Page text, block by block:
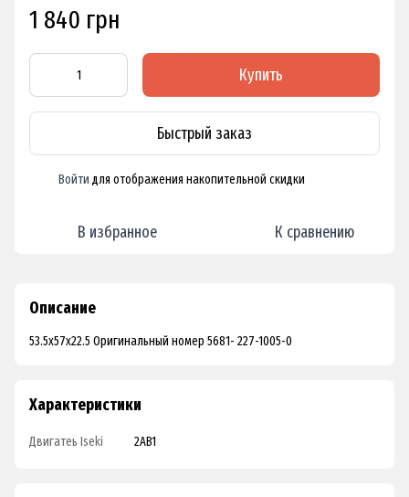
1 840 грн
Купить
Быстрый заказ
Войти для отображения накопительной скидки
В избранное К сравнению
Описание
53.5x57x22.5 Оригинальный номер 5681- 227-1005-0
Характеристики
Двигатеь Iseki 2AB1